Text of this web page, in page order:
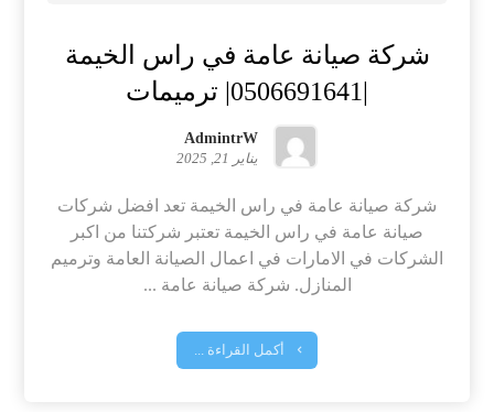
شركة صيانة عامة في راس الخيمة
AdmintrW
يناير 21, 2025
شركة صيانة عامة في راس الخيمة تعد افضل شركات
صيانة عامة في راس الخيمة تعتبر شركتنا من اكبر
الشركات في الامارات في اعمال الصيانة العامة وترميم
المنازل. شركة صيانة عامة ...
أكمل القراءة ...